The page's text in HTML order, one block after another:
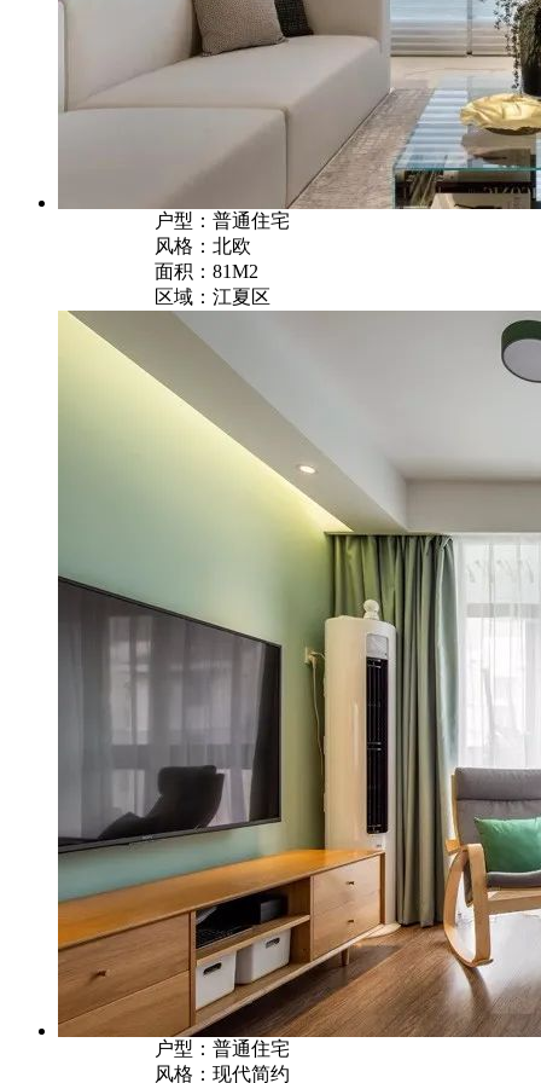
户型：普通住宅
风格：北欧
面积：81M2
区域：江夏区
户型：普通住宅
风格：现代简约